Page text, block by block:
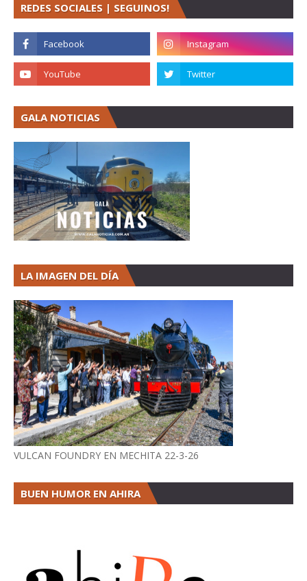
REDES SOCIALES | SEGUINOS!
GALA NOTICIAS
LA IMAGEN DEL DÍA
VULCAN FOUNDRY EN MECHITA 22-3-26
BUEN HUMOR EN AHIRA